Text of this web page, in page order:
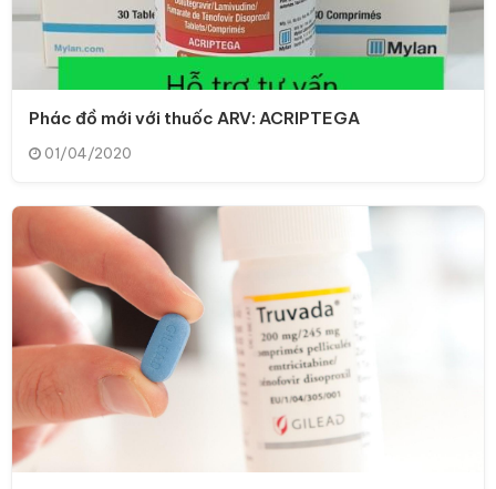
Phác đồ mới với thuốc ARV: ACRIPTEGA
01/04/2020